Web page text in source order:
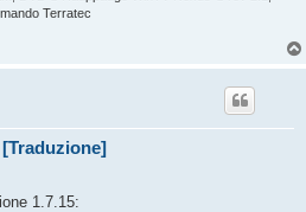
Terratec
1.7.15: